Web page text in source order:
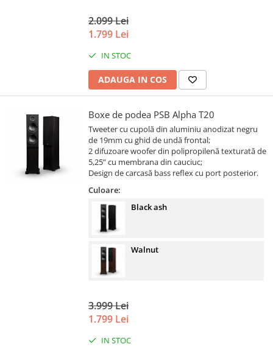
2.099 Lei
1.799 Lei
IN STOC
ADAUGA IN COS
Boxe de podea PSB Alpha T20
Tweeter cu cupolă din aluminiu anodizat negru
de 19mm cu ghid de undă frontal;
2 difuzoare woofer din polipropilenă texturată de
5,25” cu membrana din cauciuc;
Design de carcasă bass reflex cu port posterior.
Culoare:
Black ash
Walnut
3.999 Lei
1.799 Lei
IN STOC